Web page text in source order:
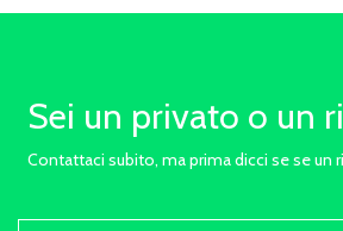
Sei un privato o un
Contattaci subito, ma prima dicci se se un